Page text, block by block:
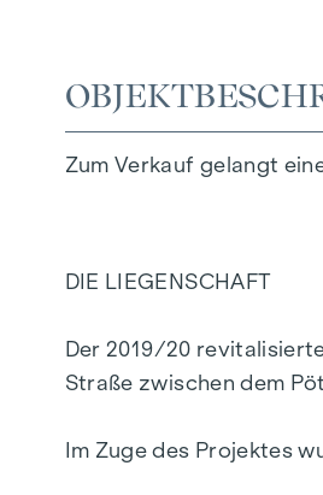
Zum Verkauf gelangt
DIE LIEGENSCHAFT
Der2019/20
Straße zwischen dem
Im Zuge des Projektes